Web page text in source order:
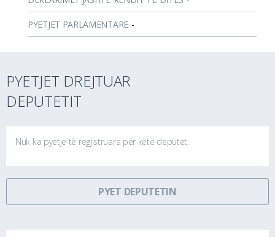
PYETJET PARLAMENTARE -
PYETJET DREJTUAR
DEPUTETIT
Nuk ka pyetje të regjistruara për këtë deputet.
PYET DEPUTETIN